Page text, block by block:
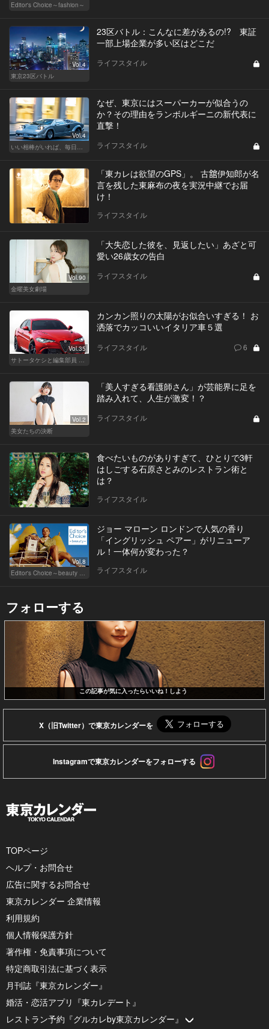
Editor's Choice～fashion～
Vol.4
東京23区バトル
23区バトル：こんなに差があるの!? 東証
一部上場企業が多い区はどこだ
ライフスタイル
Vol.4
いい相棒がいれば、毎日が楽しい。クルマがあるとできること
なぜ、東京にはスーパーカーが似合うの
か？その理由をランボルギーニの新代表に
直撃！
ライフスタイル
「東カレは欲望のGPS」。 古舘伊知郎が名
言を残した東麻布の夜を実況中継でお届
け！
ライフスタイル
Vol.90
金曜美女劇場
「大失恋した彼を、見返したい」あざと可
愛い26歳女の告白
ライフスタイル
Vol.35
サトータケシと編集部員 船山の"CAR GENTSへの道"
カンカン照りの太陽がお似合いすぎる！ お
洒落でカッコいいイタリア車５選
ライフスタイル 6
Vol.2
美女たちの決断
「美人すぎる看護師さん」が芸能界に足を
踏み入れて、人生が激変！？
ライフスタイル
食べたいものがありすぎて、ひとりで3軒
はしごする石原さとみのレストラン術と
は？
ライフスタイル
Vol.8
Editor's Choice～beauty & wellness～
ジョー マローン ロンドンで人気の香り
「イングリッシュ ペアー」がリニューア
ル！一体何が変わった？
ライフスタイル
フォローする
この記事が気に入ったらいいね！しよう
X（旧Twitter）で東京カレンダーを
Instagramで東京カレンダーをフォローする
TOPページ
ヘルプ・お問合せ
広告に関するお問合せ
東京カレンダー 企業情報
利用規約
個人情報保護方針
著作権・免責事項について
特定商取引法に基づく表示
月刊誌『東京カレンダー』
婚活・恋活アプリ『東カレデート』
レストラン予約『グルカレby東京カレンダー』